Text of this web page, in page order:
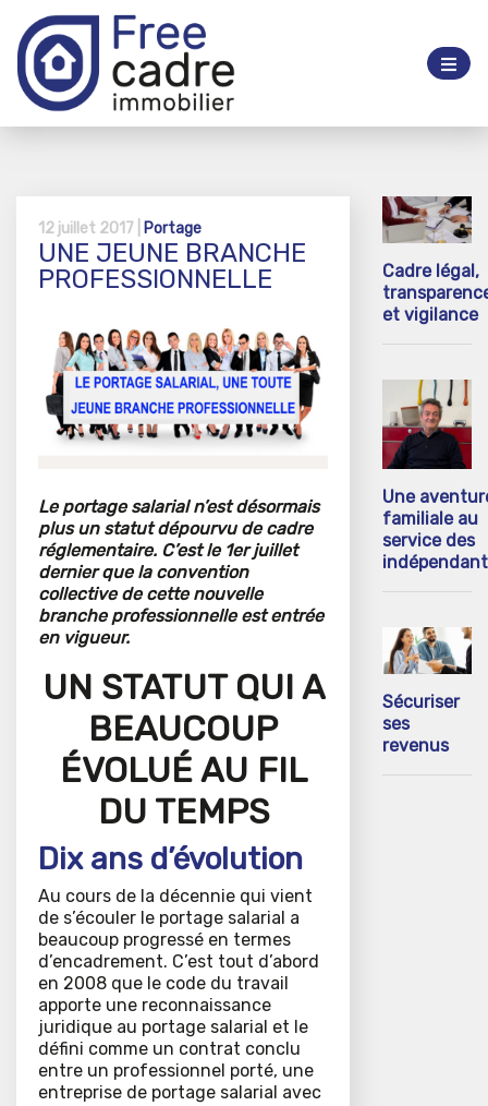
12 juillet 2017 | Portage
UNE JEUNE BRANCHE
PROFESSIONNELLE
Le portage salarial n’est désormais
plus un statut dépourvu de cadre
réglementaire. C’est le 1er juillet
dernier que la convention
collective de cette nouvelle
branche professionnelle est entrée
en vigueur.
UN STATUT QUI A
BEAUCOUP
ÉVOLUÉ AU FIL
DU TEMPS
Dix ans d’évolution
Au cours de la décennie qui vient
de s’écouler le portage salarial a
beaucoup progressé en termes
d’encadrement. C’est tout d’abord
en 2008 que le code du travail
apporte une reconnaissance
juridique au portage salarial et le
défini comme un contrat conclu
entre un professionnel porté, une
entreprise de portage salarial avec
Cadre légal,
et vigilance
Une
familiale au
service des
Sécuriser
ses
revenus